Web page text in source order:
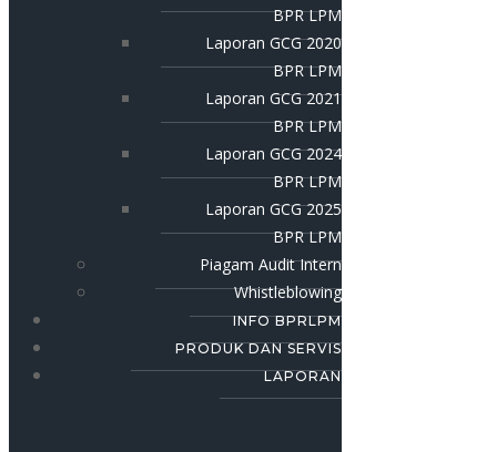
BPR LPM
Laporan GCG 2020
BPR LPM
Laporan GCG 2021
BPR LPM
Laporan GCG 2024
BPR LPM
Laporan GCG 2025
BPR LPM
Piagam Audit Intern
Whistleblowing
INFO BPRLPM
PRODUK DAN SERVIS
LAPORAN